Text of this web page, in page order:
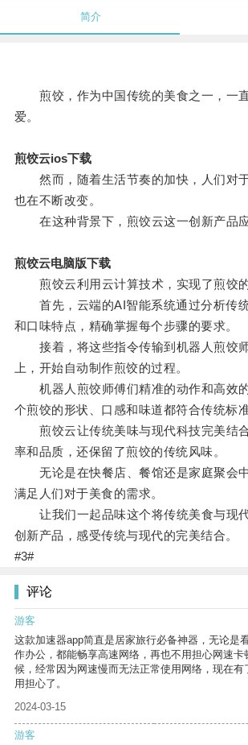
简介
煎饺，作为中国传统的美食之一，一
爱。
煎饺云ios下载
然而，随着生活节奏的加快，人们对
也在不断改变。
在这种背景下，煎饺云这一创新产品应
煎饺云电脑版下载
煎饺云利用云计算技术，实现了煎饺的
首先，云端的AI智能系统通过分析传
和口味特点，精确掌握每个步骤的要求。
接着，将这些指令传输到机器人煎饺
上，开始自动制作煎饺的过程。
机器人煎饺师傅们精准的动作和高效
个煎饺的形状、口感和味道都符合传统标准
煎饺云让传统美味与现代科技完美结
率和品质，还保留了煎饺的传统风味。
无论是在快餐店、餐馆还是家庭聚会
满足人们对于美食的需求。
让我们一起品味这个将传统美食与现
创新产品，感受传统与现代的完美结合。
#3#
评论
游客
这款加速器app简直是居家旅行必备神器，无论是
作办公，都能畅享高速网络，再也不用担心网速卡
候，经常因为网速慢而无法正常使用网络，现在有
用担心了。
2024-03-15
游客